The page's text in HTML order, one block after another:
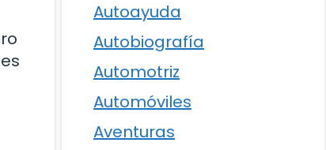
Autoayuda
Autobiografía
Automotriz
Automóviles
Aventuras